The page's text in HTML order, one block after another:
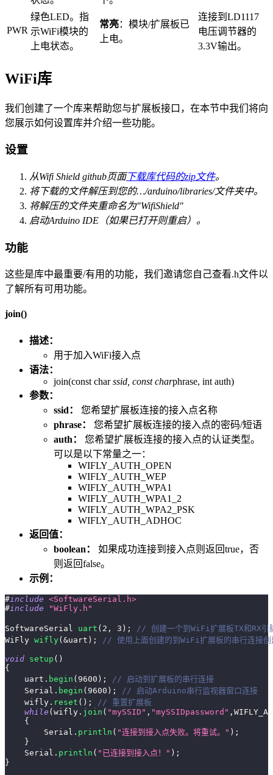
PWR
绿色LED。指
示WiFi模块的
上电状态。
常亮：模块/扩展板已
上电。
连接到LD1117
电压调节器的
3.3V输出。
WiFi库
我们创建了一个库来帮助您与扩展板接口，在本节中我们将向
您展示如何设置库并介绍一些功能。
设置
从Wifi Shield github页面下载库代码的zip文件。
将下载的文件解压到您的…/arduino/libraries/文件夹中。
将解压的文件夹重命名为"WifiShield"
启动Arduino IDE（如果已打开则重启）。
功能
这些是库中最重要/有用的功能，我们邀请您自己查看.h文件以
了解所有可用功能。
join()
描述：
用于加入WiFi接入点
语法：
join(const charssid, const charphrase, int auth)
参数：
ssid：
您希望扩展板连接的接入点名称
phrase：
您希望扩展板连接的接入点的密码/短语
auth：
您希望扩展板连接的接入点的认证类型。
可以是以下常量之一：
WIFLY_AUTH_OPEN
WIFLY_AUTH_WEP
WIFLY_AUTH_WPA1
WIFLY_AUTH_WPA1_2
WIFLY_AUTH_WPA2_PSK
WIFLY_AUTH_ADHOC
返回值：
boolean：
如果成功连接到接入点则返回true，否
则返回false。
示例：
#include <SoftwareSerial.h>
#include "WiFly.h"
SoftwareSerial uart ( 2 , 3 ) ;
// 创建一个到WiFi扩展板TX和RX引
WiFly wifly( &uart ) ; // 使用上面创建的到WiFi扩展板的串行连接
void setup ( )
{
    uart
. begin ( 9600 ) ;
// 启动到扩展板的串行连接
    Serial
. begin ( 9600 ) ;
// 启动Arduino串行监视器窗口连接
    wifly
. reset ( ) ;
// 重置扩展板
while ( wifly . join ( "mySSID" , "mySSIDpassword" ,
{
        Serial
. println ( "连接到接入点失败。将重试。" ) ;
}
    Serial
. println ( "已连接到接入点！" ) ;
}